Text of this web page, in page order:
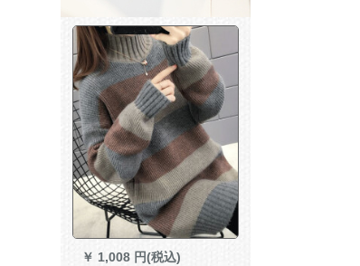
￥ 1,008 円(税込)